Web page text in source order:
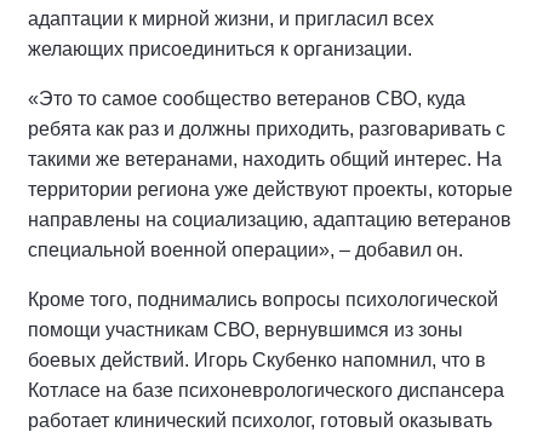
адаптации к мирной жизни, и пригласил всех
желающих присоединиться к организации.
«Это то самое сообщество ветеранов СВО, куда
ребята как раз и должны приходить, разговаривать с
такими же ветеранами, находить общий интерес. На
территории региона уже действуют проекты, которые
направлены на социализацию, адаптацию ветеранов
специальной военной операции», – добавил он.
Кроме того, поднимались вопросы психологической
помощи участникам СВО, вернувшимся из зоны
боевых действий. Игорь Скубенко напомнил, что в
Котласе на базе психоневрологического диспансера
работает клинический психолог, готовый оказывать